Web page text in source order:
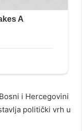
i Hercegovini
politički vrh u